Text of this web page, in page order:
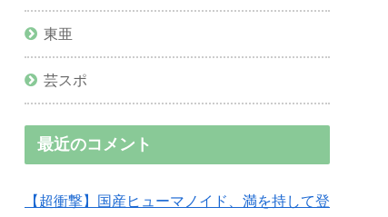
東亜
芸スポ
最近のコメント
【超衝撃】国産ヒューマノイド、満を持して登